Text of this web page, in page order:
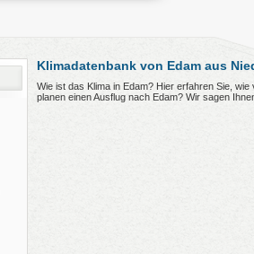
Klimadatenbank von Edam aus
Wie ist das Klima in Edam? Hier erfahren Sie,
planen einen Ausflug nach Edam? Wir sagen